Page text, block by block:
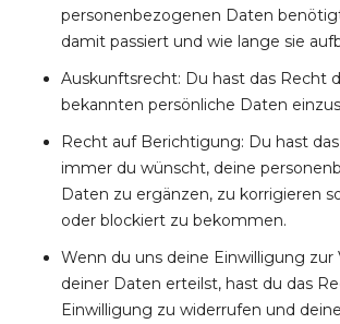
personenbezogenen Daten
damit passiert und wie lange sie
Auskunftsrecht: Du hast das Recht
bekannten persönliche Daten
Recht auf Berichtigung: Du hast
immer du wünscht, deine
Daten zu ergänzen, zu korrigieren
oder blockiert zu bekommen.
Wenn du uns deine Einwilligung zur
deiner Daten erteilst, hast du das
Einwilligung zu widerrufen und deine